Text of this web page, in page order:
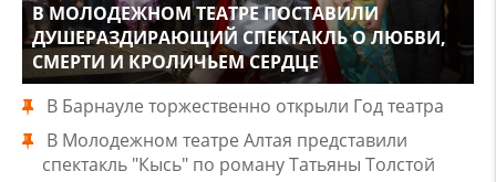
В МОЛОДЕЖНОМ ТЕАТРЕ ПОСТАВИЛИ
ДУШЕРАЗДИРАЮЩИЙ СПЕКТАКЛЬ О ЛЮБВИ,
СМЕРТИ И КРОЛИЧЬЕМ СЕРДЦЕ
В Барнауле торжественно открыли Год театра
В Молодежном театре Алтая представили
спектакль "Кысь" по роману Татьяны Толстой